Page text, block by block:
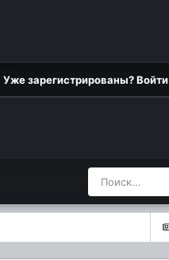
Уже зарегистрированы? Войти